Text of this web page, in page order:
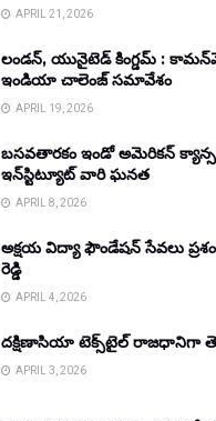
APRIL 21, 2026
లండన్, యునైటెడ్ కింగ్డమ్ :
ఇండియా చాలెంజ్ సమావేశం
APRIL 19, 2026
బసవతారకం ఇండో అమెరికన్
ఇన్‌స్టిట్యూట్ వారి ఘనత
APRIL 8, 2026
అక్షయ విద్యా ఫౌండేషన్ సేవలు
రెడ్డి
APRIL 4, 2026
దక్షిణాసియా టెక్స్‌టైల్ రాజధానిగా
APRIL 3, 2026